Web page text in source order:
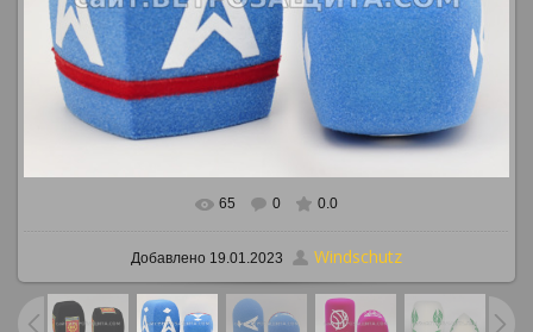
В реальном размере 886x650
65 0 0.0
Добавлено 19.01.2023 Windschutz